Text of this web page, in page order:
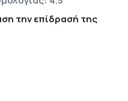
την επίδρασή της